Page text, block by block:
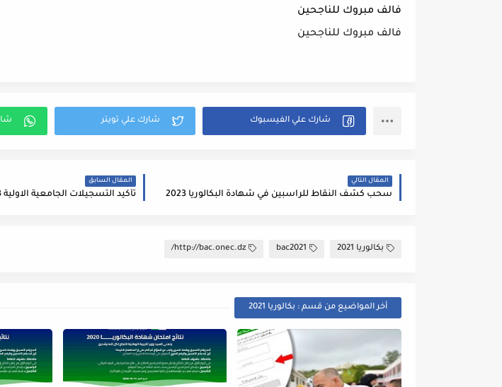
فالف مبروك للناجحين
فالف مبروك للناجحين
المقال التالي
سحب كشف النقاط للراسبين في شهادة البكالوريا 2023
المقال السابق
تأكيد التسجيلات الجامعية الاولية 2023
بكالوريا 2021 bac2021
http://bac.onec.dz/
أخر المواضيع من قسم : بكالوريا 2021